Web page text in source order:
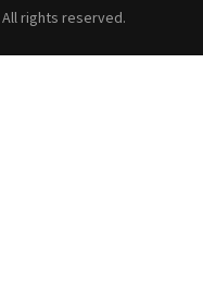
rights reserved.